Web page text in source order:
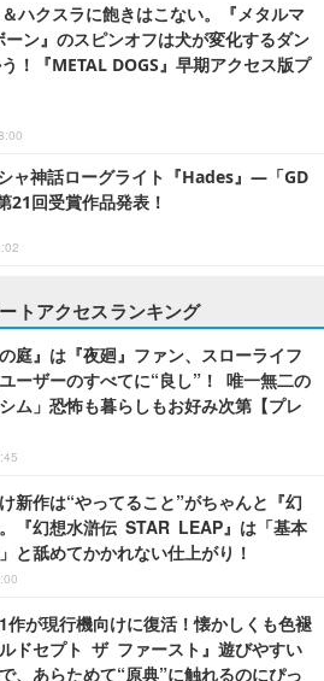
ハクスラに飽きはこない。『メタルマ
ーン』のスピンオフは犬が変化するダン
！『METAL DOGS』早期アクセス版プ
ャ神話ローグライト『Hades』―「GD
21回受賞作品発表！
トアクセスランキング
の庭』は『夜廻』ファン、スローライフ
ーザーのすべてに“良し”！ 唯一無二の
シム」恐怖も暮らしもお好み次第【プレ
新作は“やってること”がちゃんと『幻
『幻想水滸伝 STAR LEAP』は「基本
と舐めてかかれない仕上がり！
作が現行機向けに復活！懐かしくも色褪
ドセプト ザ ファースト』遊びやすい
、あらためて“原典”に触れるのにぴっ